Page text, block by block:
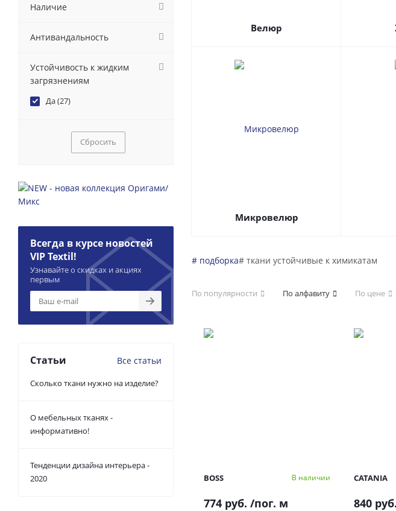
Велюр
Микровелюр
# подборка# ткани устойчивые к химикатам
По популярности По алфавиту По цене
BOSS В наличии
774 руб. /пог. м
CATANIA
840 руб.
Наличие
Антивандальность
Устойчивость к жидким
загрязнениям
Да (27)
Сбросить
Всегда в курсе новостей
VIP Textil!
Узнавайте о скидках и акциях
первым
Статьи Все статьи
Сколько ткани нужно на изделие?
О мебельных тканях -
информативно!
Тенденции дизайна интерьера -
2020